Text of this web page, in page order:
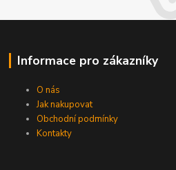
Informace pro zákazníky
O nás
Jak nakupovat
Obchodní podmínky
Kontakty